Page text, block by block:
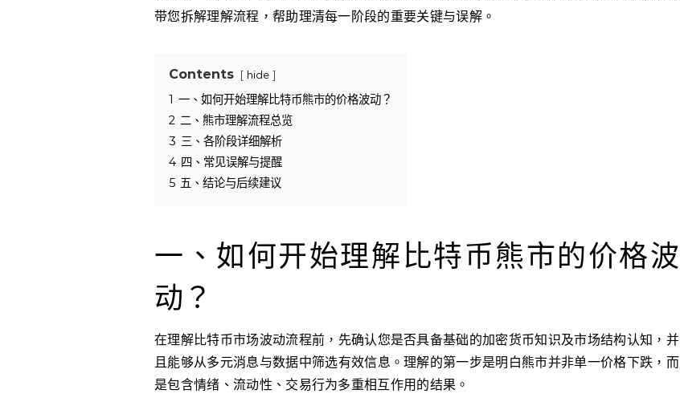
带您拆解理解流程，帮助理清每一阶段的重要关键与误解。
Contents hide
1 一、如何开始理解比特币熊市的价格波动？
2 二、熊市理解流程总览
3 三、各阶段详细解析
4 四、常见误解与提醒
5 五、结论与后续建议
一、如何开始理解比特币熊市的价格波
动？
在理解比特币市场波动流程前，先确认您是否具备基础的加密货币知识及市场结构认知，并
且能够从多元消息与数据中筛选有效信息。理解的第一步是明白熊市并非单一价格下跌，而
是包含情绪、流动性、交易行为多重相互作用的结果。